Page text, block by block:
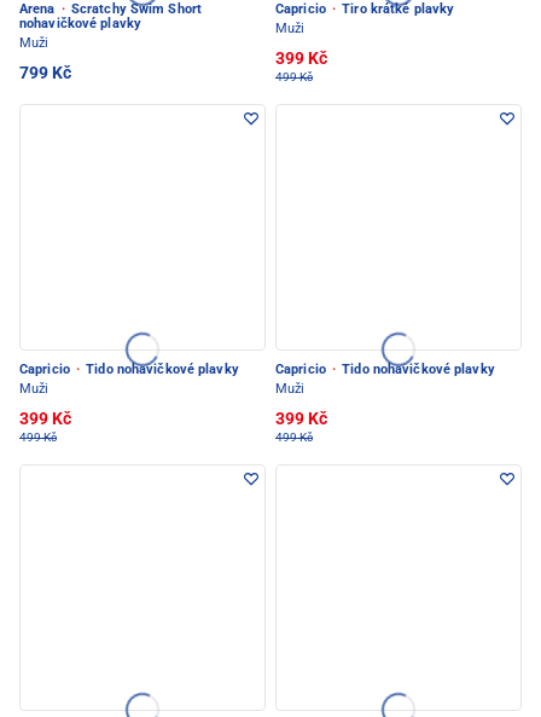
Arena · Scratchy Swim Short
nohavičkové plavky
Muži
799 Kč
Capricio · Tiro krátké plavky
Muži
399 Kč
499 Kč
Capricio · Tido nohavičkové plavky
Muži
399 Kč
499 Kč
Capricio · Tido nohavičkové plavky
Muži
399 Kč
499 Kč